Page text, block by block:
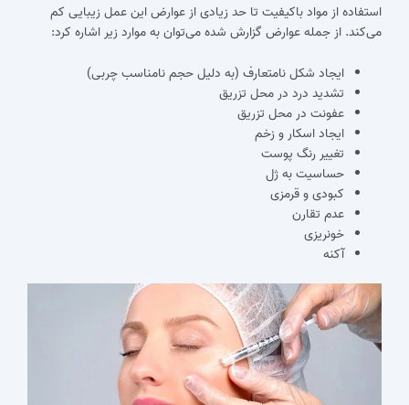
استفاده از مواد باکیفیت تا حد زیادی از عوارض این عمل زیبایی کم
می‎‌کند. از جمله عوارض گزارش شده می‌‎توان به موارد زیر اشاره کرد:
ایجاد شکل نامتعارف (به دلیل حجم نامناسب چربی)
تشدید درد در محل تزریق
عفونت در محل تزریق
ایجاد اسکار و زخم
تغییر رنگ پوست
حساسیت به ژل
کبودی و قرمزی
عدم تقارن
خونریزی
آکنه